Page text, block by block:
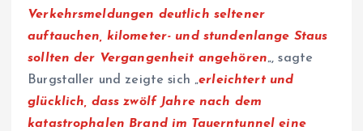
Verkehrsmeldungen deutlich seltener
auftauchen, kilometer- und stundenlange Staus
sollten der Vergangenheit angehören„, sagte
Burgstaller und zeigte sich „erleichtert und
glücklich, dass zwölf Jahre nach dem
katastrophalen Brand im Tauerntunnel eine